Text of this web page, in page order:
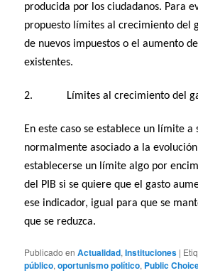
producida por los ciudadanos. Para
propuesto límites al crecimiento del
de nuevos impuestos o el aumento
existentes.
2. Límites al crecimiento del
En este caso se establece un límite a
normalmente asociado a la
establecerse un límite algo por
del PIB si se quiere que el gasto
ese indicador, igual para que se
que se reduzca.
Publicado en Actualidad,Instituciones |
público,oportunismo político, Public